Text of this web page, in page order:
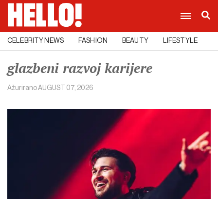
CELEBRITY NEWS FASHION BEAUTY LIFESTYLE
glazbeni razvoj karijere
AžuriranoAUGUST 07, 2026